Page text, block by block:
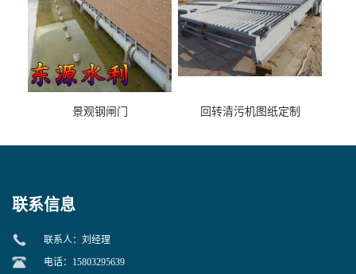
景观钢闸门 回转清污机图纸定制
联系信息
联系人：刘经理
电话：15803295639